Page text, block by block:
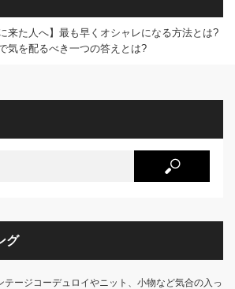
来た人へ】最も早くオシャレになる方法とは?
気を配るべき一つの答えとは?
グ
テージコーデュロイやニット、小物など気合の入っ